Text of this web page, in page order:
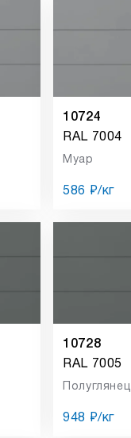
10724
RAL 7004
Муар
586 ₽/кг
10728
RAL 7005
Полуглянец
948 ₽/кг